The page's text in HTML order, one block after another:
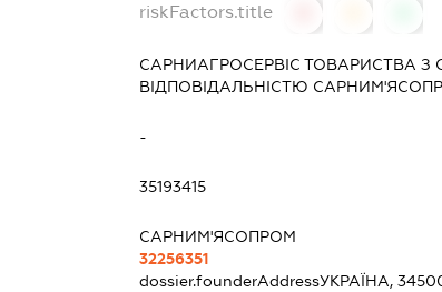
riskFactors.title
САРНИАГРОСЕРВІС ТОВАРИСТВА
ВІДПОВІДАЛЬНІСТЮ
-
35193415
САРНИМ'ЯСОПРОМ
32256351
dossier.founderAddressУКРАЇНА,